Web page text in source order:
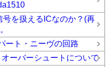
を扱えるICなのか？(再
ト・ニーヴの回路
ーバーシュートについて